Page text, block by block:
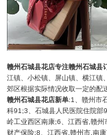
赣州石城县花店专注赣州石城县
江镇、小松镇、屏山镇、横江镇
郊区根据实际情况收取一定的配
赣州石城县花店新单:1、赣州市
科91;3、石城县人民医院住院部
岭工业西区南康;6、江西省,赣
财产保险;8、江西省,赣州市,南